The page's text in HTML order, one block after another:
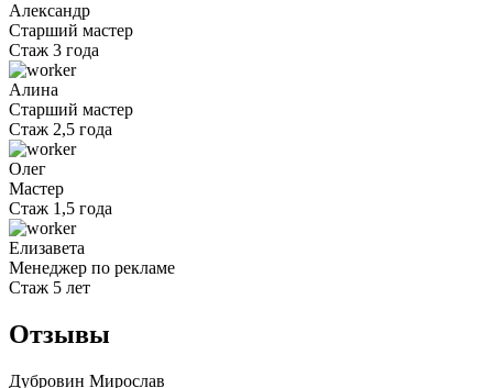
Александр
Старший мастер
Стаж 3 года
Алина
Старший мастер
Стаж 2,5 года
Олег
Мастер
Стаж 1,5 года
Елизавета
Менеджер по рекламе
Стаж 5 лет
Отзывы
Дубровин Мирослав